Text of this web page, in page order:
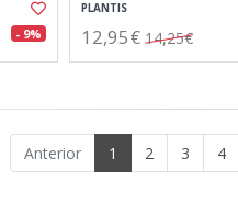
- 9%
PLANTIS
12,95€ 14,25€
Anterior 1 2 3 4